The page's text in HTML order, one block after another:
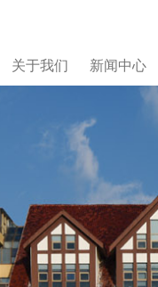
关于我们 新闻中心